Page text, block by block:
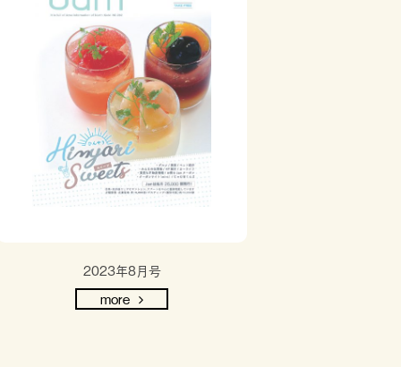
2023年8月号
more